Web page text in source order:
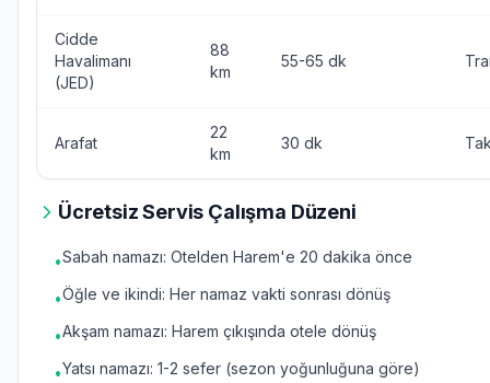
Cidde
Havalimanı
(JED)
88
km
55-65 dk
Arafat
22
km
30 dk
Ücretsiz Servis Çalışma Düzeni
•Sabah namazı: Otelden Harem'e 20 dakika önce
•Öğle ve ikindi: Her namaz vakti sonrası dönüş
•Akşam namazı: Harem çıkışında otele dönüş
•Yatsı namazı: 1-2 sefer (sezon yoğunluğuna göre)